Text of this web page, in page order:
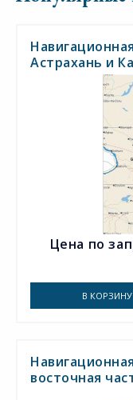
Астрахань и
Цена по
В КОРЗИНУ
восточная